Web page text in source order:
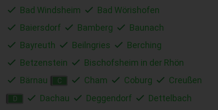
Bad Windsheim
Bad Wörishofen
Baiersdorf
Bamberg
Baunach
Bayreuth
Beilngries
Berching
Betzenstein
Bischofsheim in der Rhön
Bärnau
C Cham Coburg Creußen
D Dachau Deggendorf
Dettelbach